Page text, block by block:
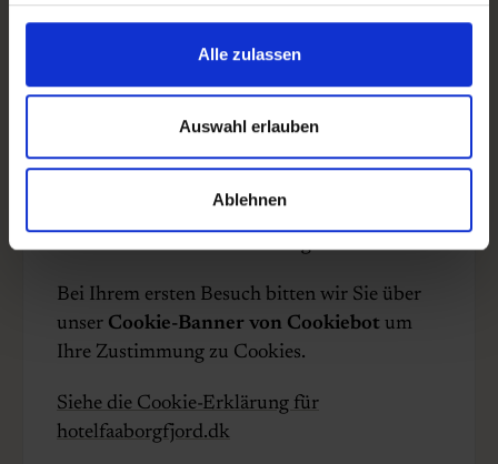
Alle zulassen
Auswahl erlauben
Ablehnen
Sichere Funktionalität
Analyse des Datenverkehrs und
Verbesserung der Benutzererfahrung
Gezielte Vermarktung
Bei Ihrem ersten Besuch bitten wir Sie über
unser Cookie-Banner von Cookiebot um
Ihre Zustimmung zu Cookies.
Siehe die Cookie-Erklärung für
hotelfaaborgfjord.dk